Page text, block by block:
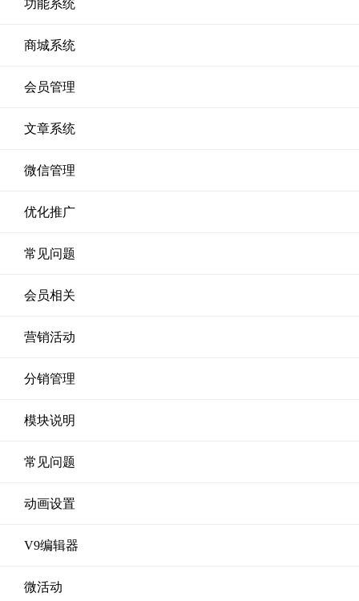
功能系统
商城系统
会员管理
文章系统
微信管理
优化推广
常见问题
会员相关
营销活动
分销管理
模块说明
常见问题
动画设置
V9编辑器
微活动